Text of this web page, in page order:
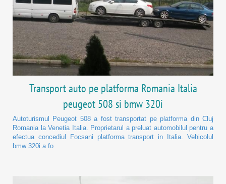
Transport auto pe platforma Romania Italia
peugeot 508 si bmw 320i
Autoturismul Peugeot 508 a fost transportat pe platforma din Cluj
Romania la Venetia Italia. Proprietarul a preluat automobilul pentru a
efectua concediul Focsani platforma transport in Italia. Vehicolul
bmw 320i a fo